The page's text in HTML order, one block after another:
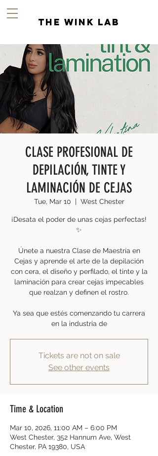
the wink lab
CLASE PROFESIONAL DE
DEPILACIÓN, TINTE Y
LAMINACIÓN DE CEJAS
Tue, Mar 10
  |
West Chester
¡Desata el poder de unas cejas perfectas!
✨
Únete a nuestra Clase de Maestría en
Cejas y aprende el arte de la depilación
con cera, el diseño y perfilado, el tinte y la
laminación para crear cejas impecables
que realzan y definen el rostro.
Ya sea que estés comenzando tu carrera
en la industria de
Tickets are not on sale
See other events
Time & Location
Mar 10, 2026, 11:00 AM – 6:00 PM
West Chester, 352 Hannum Ave, West
Chester, PA 19380, USA